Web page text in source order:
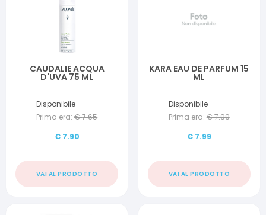
CAUDALIE ACQUA
D'UVA 75 ML
Disponibile
Prima era: €7.65
€ 7.90
VAI AL PRODOTTO
KARA EAU DE PARFUM 15
ML
Disponibile
Prima era: €7.99
€ 7.99
VAI AL PRODOTTO